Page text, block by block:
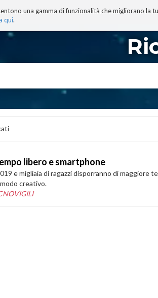
una gamma di funzionalità che migliorano
qui.
TECNOBIBLIOGRAFIA I MIEI
libero e smartphone
e migliaia di ragazzi disporranno di
creativo.